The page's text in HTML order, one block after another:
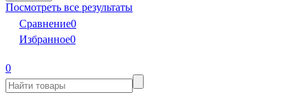
Посмотреть все результаты
Сравнение0
Избранное0
0